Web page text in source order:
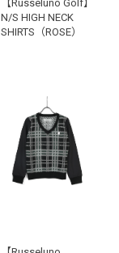
【Russeluno Golf】
N/S HIGH NECK
SHIRTS（ROSE）